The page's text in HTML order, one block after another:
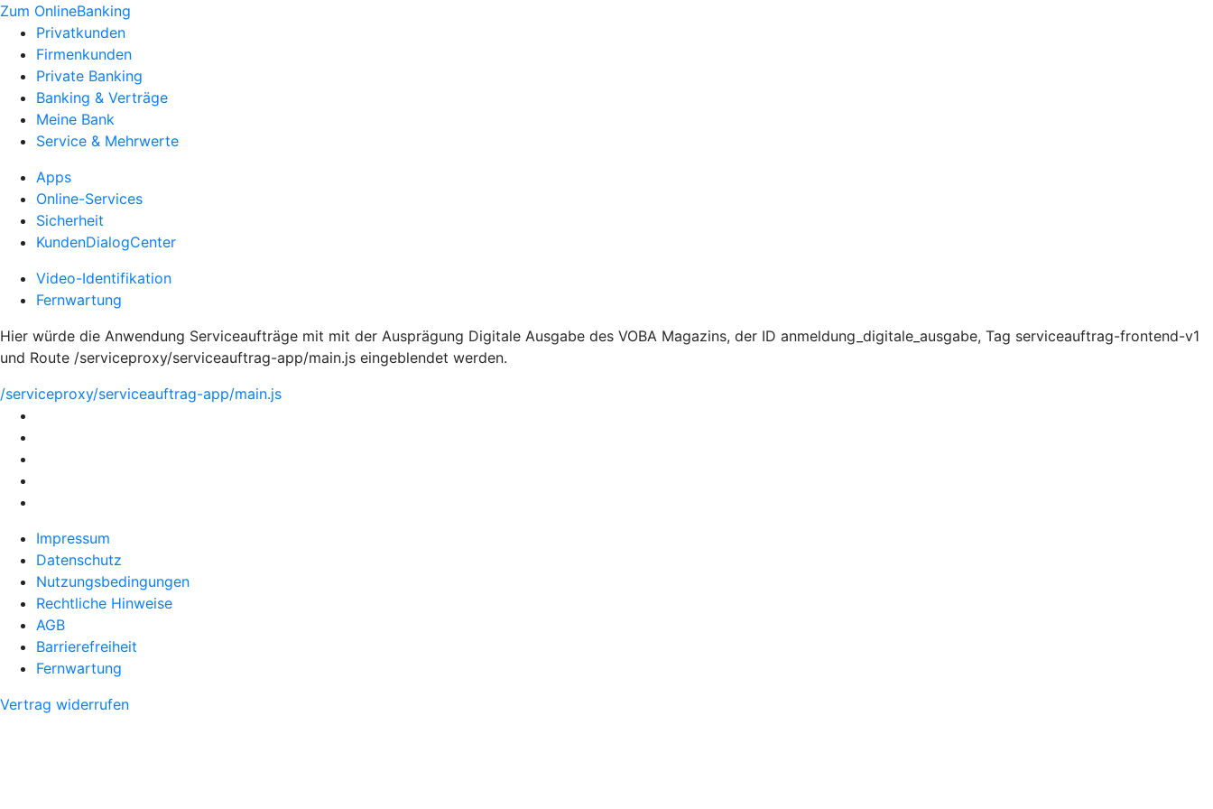
Zum OnlineBanking
Privatkunden
Firmenkunden
Private Banking
Banking & Verträge
Meine Bank
Service & Mehrwerte
Apps
Online-Services
Sicherheit
KundenDialogCenter
Video-Identifikation
Fernwartung
Hier würde die Anwendung Serviceaufträge mit mit der Ausprägung Digitale Ausgabe des VOBA Magazins, der ID anmeldung_digitale_ausgabe, Tag serviceauftrag-frontend-v1
und Route /serviceproxy/serviceauftrag-app/main.js eingeblendet werden.
/serviceproxy/serviceauftrag-app/main.js
Impressum
Datenschutz
Nutzungsbedingungen
Rechtliche Hinweise
AGB
Barrierefreiheit
Fernwartung
Vertrag widerrufen